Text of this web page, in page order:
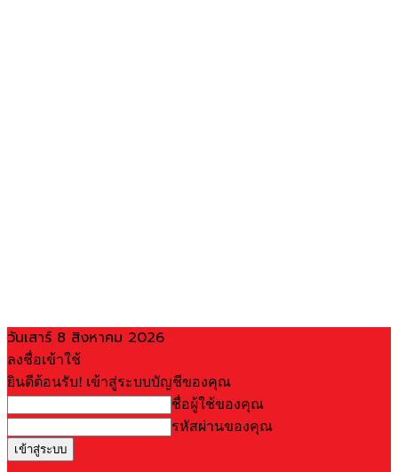
วันเสาร์ 8 สิงหาคม 2026
ลงชื่อเข้าใช้
ยินดีต้อนรับ! เข้าสู่ระบบบัญชีของคุณ
ชื่อผู้ใช้ของคุณ
รหัสผ่านของคุณ